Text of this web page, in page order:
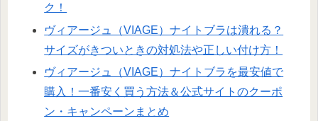
ク！
ヴィアージュ（VIAGE）ナイトブラは潰れる？
サイズがきついときの対処法や正しい付け方！
ヴィアージュ（VIAGE）ナイトブラを最安値で
購入！一番安く買う方法＆公式サイトのクーポ
ン・キャンペーンまとめ